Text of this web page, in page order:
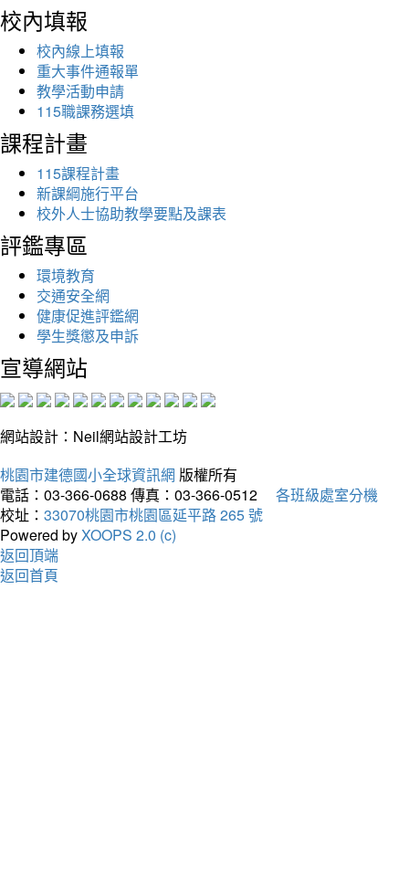
校內填報
校內線上填報
重大事件通報單
教學活動申請
115職課務選填
課程計畫
115課程計畫
新課綱施行平台
校外人士協助教學要點及課表
評鑑專區
環境教育
交通安全網
健康促進評鑑網
學生獎懲及申訴
宣導網站
網站設計：Neil網站設計工坊
桃園市建德國小全球資訊網 版權所有
電話：03-366-0688 傳真：03-366-0512
各班級處室分機
校址： 33070桃園市桃園區延平路 265 號
Powered byXOOPS 2.0 (c)
返回頂端
返回首頁